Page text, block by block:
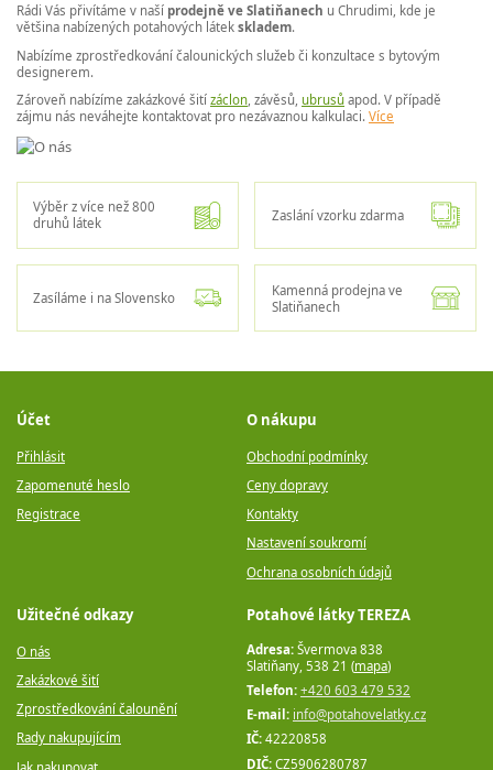
Rádi Vás přivítáme v naší prodejně ve Slatiňanech u Chrudimi, kde je
většina nabízených potahových látek skladem.
Nabízíme zprostředkování čalounických služeb či konzultace s bytovým
designerem.
Zároveň nabízíme zakázkové šití záclon, závěsů, ubrusů apod. V případě
zájmu nás neváhejte kontaktovat pro nezávaznou kalkulaci. Více
Výběr z více než 800
druhů látek
Zaslání vzorku zdarma
Zasíláme i na Slovensko
Kamenná prodejna ve
Slatiňanech
Potahové látky TEREZA
Adresa: Švermova 838
Slatiňany, 538 21 (mapa)
Telefon: +420 603 479 532
E-mail: info@potahovelatky.cz
IČ: 42220858
DIČ: CZ5906280787
Účet
Přihlásit
Zapomenuté heslo
Registrace
O nákupu
Obchodní podmínky
Ceny dopravy
Kontakty
Nastavení soukromí
Ochrana osobních údajů
Užitečné odkazy
O nás
Zakázkové šití
Zprostředkování čalounění
Rady nakupujícím